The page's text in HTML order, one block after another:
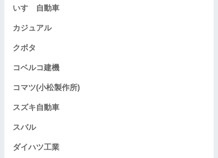
いすゞ自動車
カジュアル
クボタ
コベルコ建機
コマツ(小松製作所)
スズキ自動車
スバル
ダイハツ工業